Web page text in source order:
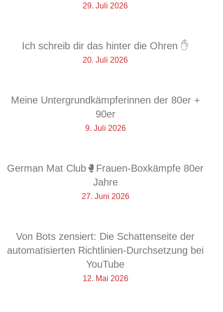
29. Juli 2026
Ich schreib dir das hinter die Ohren ✋
20. Juli 2026
Meine Untergrundkämpferinnen der 80er +
90er
9. Juli 2026
German Mat Club🥊Frauen-Boxkämpfe 80er
Jahre
27. Juni 2026
Von Bots zensiert: Die Schattenseite der
automatisierten Richtlinien-Durchsetzung bei
YouTube
12. Mai 2026